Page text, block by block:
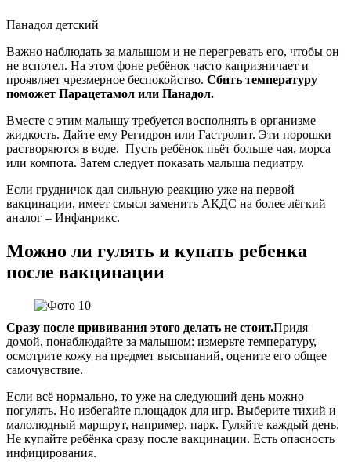
Панадол детский
Важно наблюдать за малышом и не перегревать его, чтобы он
не вспотел. На этом фоне ребёнок часто капризничает и
проявляет чрезмерное беспокойство. Сбить температуру
поможет Парацетамол или Панадол.
Вместе с этим малышу требуется восполнять в организме
жидкость. Дайте ему Регидрон или Гастролит. Эти порошки
растворяются в воде. Пусть ребёнок пьёт больше чая, морса
или компота. Затем следует показать малыша педиатру.
Если грудничок дал сильную реакцию уже на первой
вакцинации, имеет смысл заменить АКДС на более лёгкий
аналог – Инфанрикс.
Можно ли гулять и купать ребенка
после вакцинации
Сразу после прививания этого делать не стоит.Придя
домой, понаблюдайте за малышом: измерьте температуру,
осмотрите кожу на предмет высыпаний, оцените его общее
самочувствие.
Если всё нормально, то уже на следующий день можно
погулять. Но избегайте площадок для игр. Выберите тихий и
малолюдный маршрут, например, парк. Гуляйте каждый день.
Не купайте ребёнка сразу после вакцинации. Есть опасность
инфицирования.